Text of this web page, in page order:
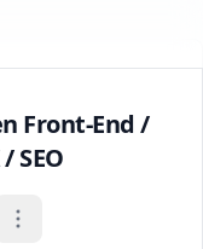
Front-End /
SEO